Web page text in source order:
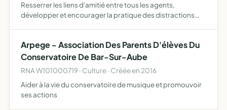
Resserrer les liens d'amitié entre tous les agents,
développer et encourager la pratique des distractions
l'act…
Arpege - Association Des Parents D'élèves Du
Conservatoire De Bar-Sur-Aube
RNA W101000719 · Culture · Créée en 2016
Aider à la vie du conservatoire de musique et promouvoir
ses actions